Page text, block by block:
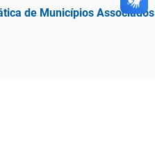
de Municípios Associados